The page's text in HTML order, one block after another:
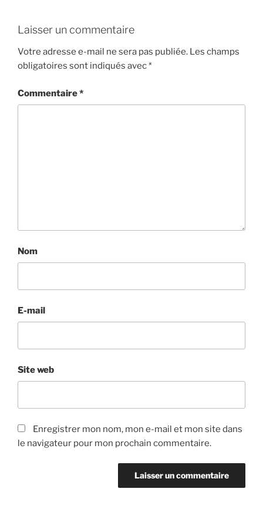
Laisser un commentaire
Votre adresse e-mail ne sera pas publiée. Les champs
obligatoires sont indiqués avec*
Commentaire*
Nom
E-mail
Site web
Enregistrer mon nom, mon e-mail et mon site dans
le navigateur pour mon prochain commentaire.